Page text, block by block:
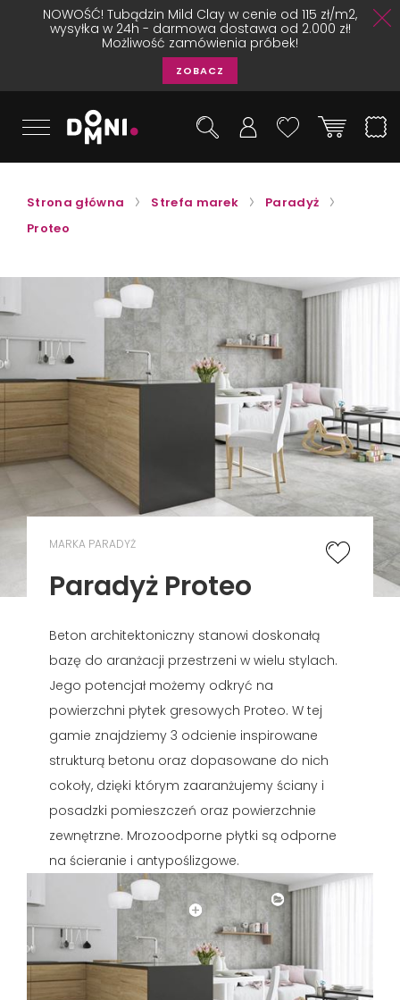
NOWOŚĆ! Tubądzin Mild Clay w cenie od 115 zł/m2,
wysyłka w 24h - darmowa dostawa od 2.000 zł!
Możliwość zamówienia próbek!
ZOBACZ
Strona główna Strefa marek
Paradyż
Proteo
MARKA PARADYŻ
Paradyż Proteo
Beton architektoniczny stanowi doskonałą
bazę do aranżacji przestrzeni w wielu stylach.
Jego potencjał możemy odkryć na
powierzchni płytek gresowych Proteo. W tej
gamie znajdziemy 3 odcienie inspirowane
strukturą betonu oraz dopasowane do nich
cokoły, dzięki którym zaaranżujemy ściany i
posadzki pomieszczeń oraz powierzchnie
zewnętrzne. Mrozoodporne płytki są odporne
na ścieranie i antypoślizgowe.